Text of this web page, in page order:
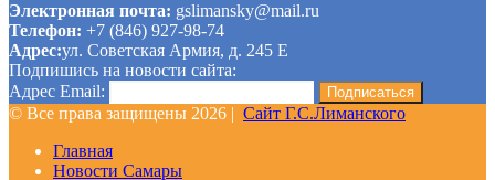
Электронная почта: gslimansky@mail.ru
Телефон: +7 (846) 927-98-74
Адрес:ул. Советская Армия, д. 245 Е
Подпишись на новости сайта:
Адрес Email:
© Все права защищены 2026 | Сайт Г.С.Лиманского
Главная
Новости Самары